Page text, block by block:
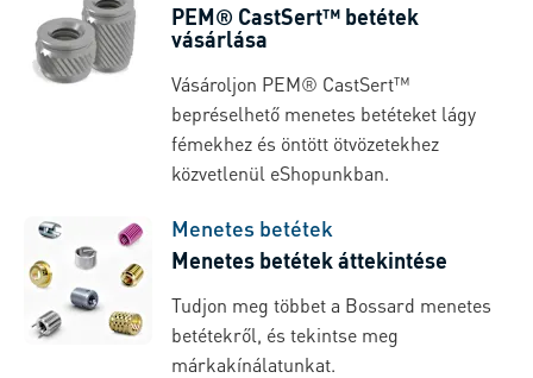
PEM® CastSert™ betétek
vásárlása
Vásároljon PEM® CastSert™
bepréselhető menetes betéteket lágy
fémekhez és öntött ötvözetekhez
közvetlenül eShopunkban.
Menetes betétek
Menetes betétek áttekintése
Tudjon meg többet a Bossard menetes
betétekről, és tekintse meg
márkakínálatunkat.